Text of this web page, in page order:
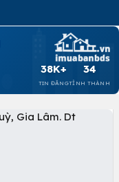
38K+
TIN ĐĂNG
34
TỈNH THÀNH